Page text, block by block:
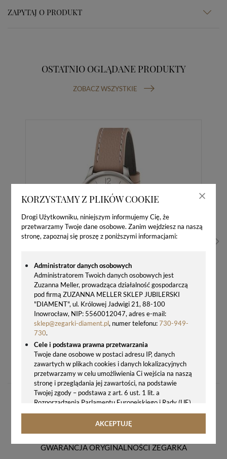
KORZYSTAMY Z PLIKÓW COOKIE
Drogi Użytkowniku, niniejszym informujemy Cię, że
przetwarzamy Twoje dane osobowe. Zanim wejdziesz na naszą
stronę, zapoznaj się proszę z poniższymi informacjami:
Administrator danych osobowych
Administratorem Twoich danych osobowych jest
Zuzanna Meller, prowadząca działalność gospodarczą
pod firmą ZUZANNA MELLER SKLEP JUBILERSKI
"DIAMENT", ul. Królowej Jadwigi 21, 88-100
Inowrocław, NIP: 5560012047, adres e-mail:
sklep@zegarki-diament.pl, numer telefonu:730-949-
730.
Cele i podstawa prawna przetwarzania
Twoje dane osobowe w postaci adresu IP, danych
zawartych w plikach cookies i danych lokalizacyjnych
przetwarzamy w celu umożliwienia Ci wejścia na naszą
stronę i przeglądania jej zawartości, na podstawie
Twojej zgody – podstawa z art. 6 ust. 1 lit. a
Rozporządzenia Parlamentu Europejskiego i Rady (UE)
2016/679 z 27.04.2016 r. w sprawie ochrony osób
fizycznych w związku z przetwarzaniem danych
rozporządzenie o ochronie danych, tj. RODO).
AKCEPTUJĘ
ZAPYTAJ O PRODUKT
OSTATNIO OGLĄDANE PRODUKTY
ZOBACZ WSZYSTKIE
799,00 zł
GWARANCJA ORYGINALNOŚCI ZEGARKA